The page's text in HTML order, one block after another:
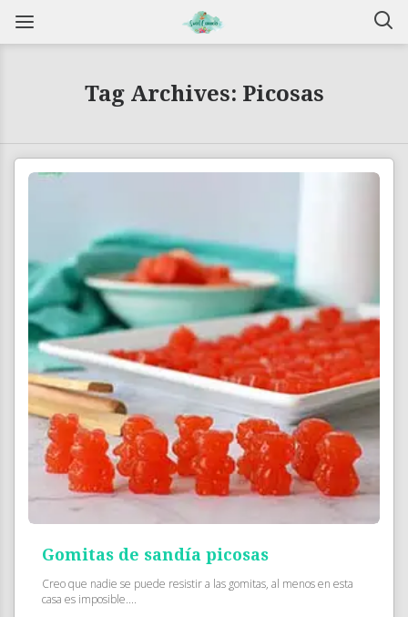
Tag Archives: Picosas
Gomitas de sandía picosas
Creo que nadie se puede resistir a las gomitas, al menos en esta
casa es imposible....